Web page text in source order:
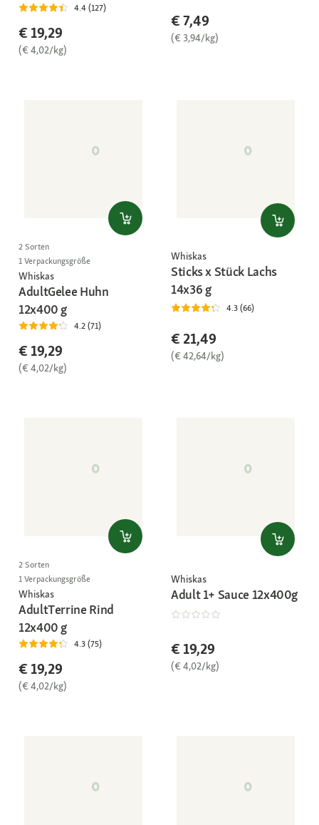
4.4 (127)
€ 19,29
(€ 4,02/kg)
€ 7,49
(€ 3,94/kg)
2 Sorten
1 Verpackungsgröße
Whiskas
AdultGelee Huhn
12x400 g
4.2 (71)
€ 19,29
(€ 4,02/kg)
Whiskas
Sticks x Stück Lachs
14x36 g
4.3 (66)
€ 21,49
(€ 42,64/kg)
2 Sorten
1 Verpackungsgröße
Whiskas
AdultTerrine Rind
12x400 g
4.3 (75)
€ 19,29
(€ 4,02/kg)
Whiskas
Adult 1+ Sauce 12x400g
€ 19,29
(€ 4,02/kg)